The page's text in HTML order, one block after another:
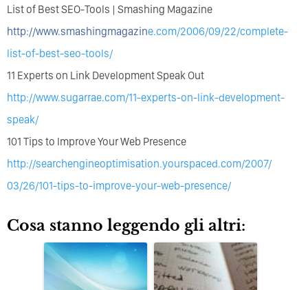
List of Best SEO-Tools | Smashing Magazine
http://www.smashingmagazine.com/2006/09/22/complete-
list-of-best-seo-tools/
11 Experts on Link Development Speak Out
http://www.sugarrae.com/11-experts-on-link-development-
speak/
101 Tips to Improve Your Web Presence
http://searchengineoptimisation.yourspaced.com/2007/
03/26/101-tips-to-improve-your-web-presence/
Cosa stanno leggendo gli altri: